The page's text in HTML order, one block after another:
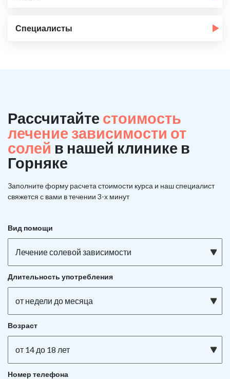
Специалисты
Рассчитайте стоимость
лечение зависимости от
солей в нашей клинике в
Горняке
Заполните форму расчета стоимости курса и наш специалист
свяжется с вами в течении 3-х минут
Вид помощи
Лечение солевой зависимости
Длительность употребления
от недели до месяца
Возраст
от 14 до 18 лет
Номер телефона